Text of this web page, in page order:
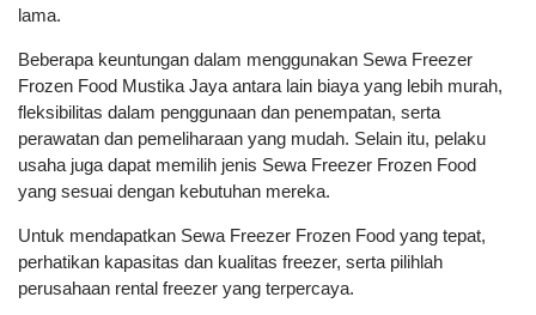
lama.
Beberapa keuntungan dalam menggunakan Sewa Freezer
Frozen Food Mustika Jaya antara lain biaya yang lebih murah,
fleksibilitas dalam penggunaan dan penempatan, serta
perawatan dan pemeliharaan yang mudah. Selain itu, pelaku
usaha juga dapat memilih jenis Sewa Freezer Frozen Food
yang sesuai dengan kebutuhan mereka.
Untuk mendapatkan Sewa Freezer Frozen Food yang tepat,
perhatikan kapasitas dan kualitas freezer, serta pilihlah
perusahaan rental freezer yang terpercaya.